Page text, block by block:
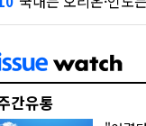
간유통